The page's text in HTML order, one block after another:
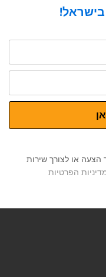
או לצורך שירות
הפרטיות